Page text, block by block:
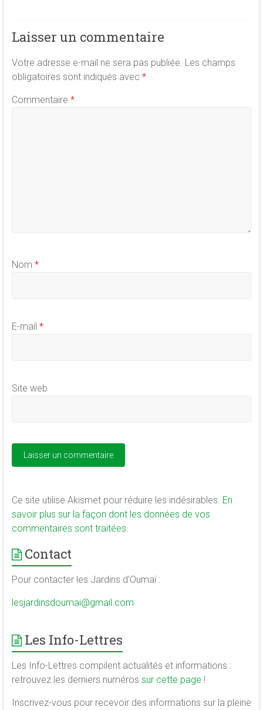
Laisser un commentaire
Votre adresse e-mail ne sera pas publiée. Les champs
obligatoires sont indiqués avec *
Commentaire *
Nom *
E-mail *
Site web
Ce site utilise Akismet pour réduire les indésirables. En
savoir plus sur la façon dont les données de vos
commentaires sont traitées
Contact
Pour contacter les Jardins d’Oumaï :
lesjardinsdoumai@gmail.com
Les Info-Lettres
Les Info-Lettres compilent actualités et informations :
retrouvez les derniers numéros sur cette page !
Inscrivez-vous pour recevoir des informations sur la pleine